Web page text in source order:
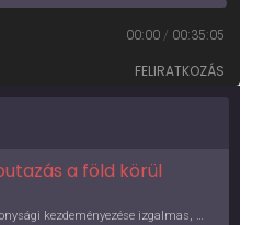
00:00 / 00:35:05
FELIRATKOZÁS
a föld körül
Az UNICEF Magyarország jótékonysági kezdeményezése izgalmas, egész éves világkörüli ízutazásra hív, igazi családi program és gasztroedukáció, illetve segítség a rászorulóknak is egyben.